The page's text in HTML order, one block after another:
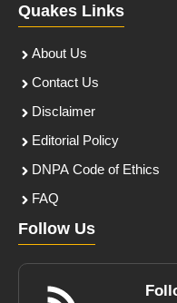
Quakes Links
About Us
Contact Us
Disclaimer
Editorial Policy
DNPA Code of Ethics
FAQ
Follow Us